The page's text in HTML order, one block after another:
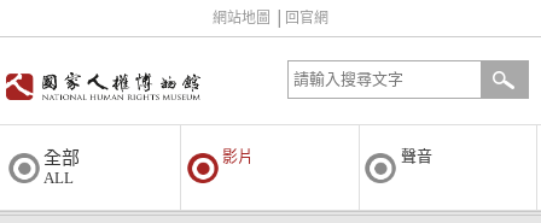
網站地圖 回官網
全部
ALL
影片 聲音